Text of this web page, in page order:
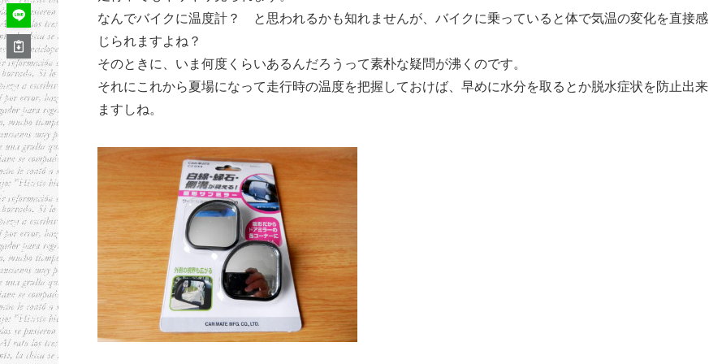
なんでバイクに温度計？ と思われるかも知れませんが、バイクに乗っていると体で気温の変化を直接感
じられますよね？
そのときに、いま何度くらいあるんだろうって素朴な疑問が沸くのです。
それにこれから夏場になって走行時の温度を把握しておけば、早めに水分を取るとか脱水症状を防止出来
ますしね。